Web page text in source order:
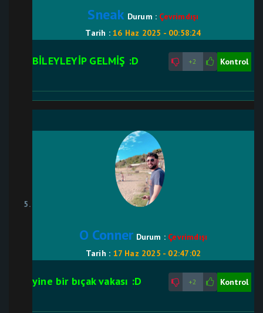
Sneak Durum : Çevrimdışı
Tarih :16 Haz 2025 - 00:58:24
+2 Kontrol
BİLEYLEYİP GELMİŞ :D
O Conner Durum : Çevrimdışı
Tarih : 17 Haz 2025 - 02:47:02
+2 Kontrol
yine bir bıçak vakası :D